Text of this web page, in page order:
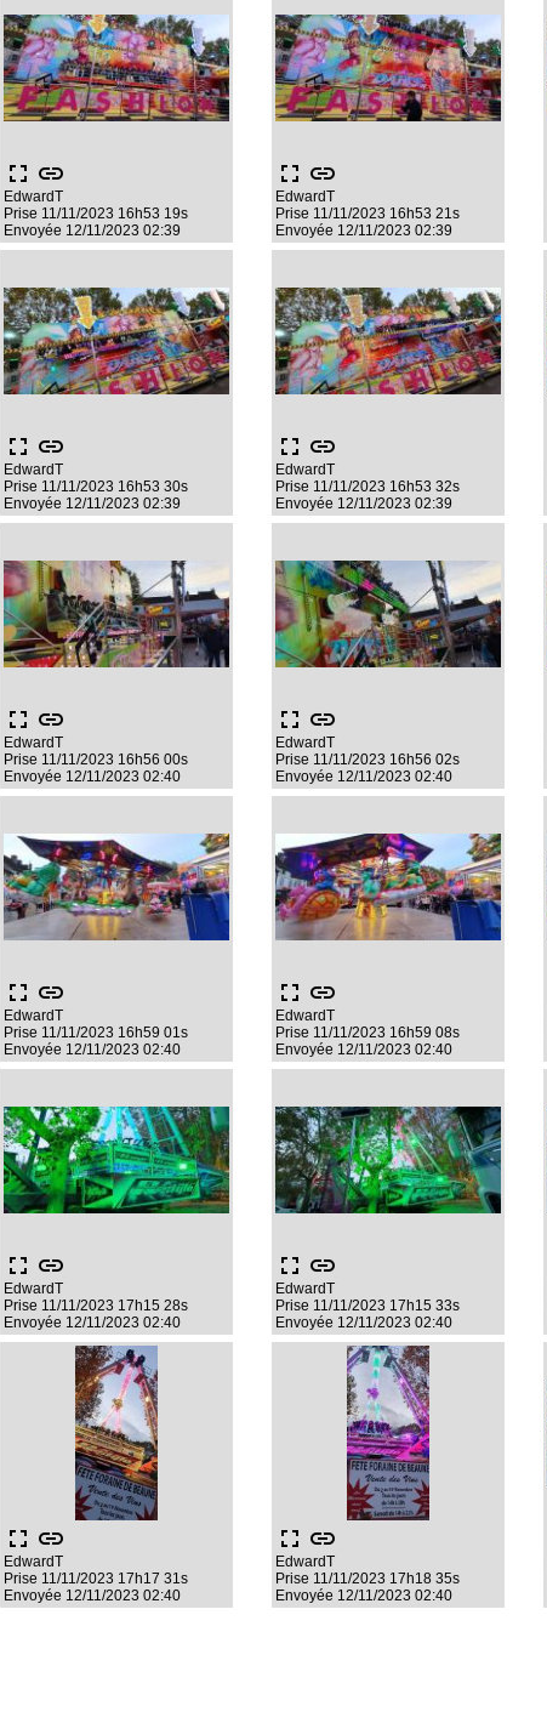
fullscreen link
EdwardT
Prise 11/11/2023 16h53 19s
Envoyée 12/11/2023 02:39
fullscreen link
EdwardT
Prise 11/11/2023 16h53 21s
Envoyée 12/11/2023 02:39
fullscreen link
EdwardT
Prise 11/11/2023 16h53 30s
Envoyée 12/11/2023 02:39
fullscreen link
EdwardT
Prise 11/11/2023 16h53 32s
Envoyée 12/11/2023 02:39
fullscreen link
EdwardT
Prise 11/11/2023 16h56 00s
Envoyée 12/11/2023 02:40
fullscreen link
EdwardT
Prise 11/11/2023 16h56 02s
Envoyée 12/11/2023 02:40
fullscreen link
EdwardT
Prise 11/11/2023 16h59 01s
Envoyée 12/11/2023 02:40
fullscreen link
EdwardT
Prise 11/11/2023 16h59 08s
Envoyée 12/11/2023 02:40
fullscreen link
EdwardT
Prise 11/11/2023 17h15 28s
Envoyée 12/11/2023 02:40
fullscreen link
EdwardT
Prise 11/11/2023 17h15 33s
Envoyée 12/11/2023 02:40
fullscreen link
EdwardT
Prise 11/11/2023 17h17 31s
Envoyée 12/11/2023 02:40
fullscreen link
EdwardT
Prise 11/11/2023 17h18 35s
Envoyée 12/11/2023 02:40